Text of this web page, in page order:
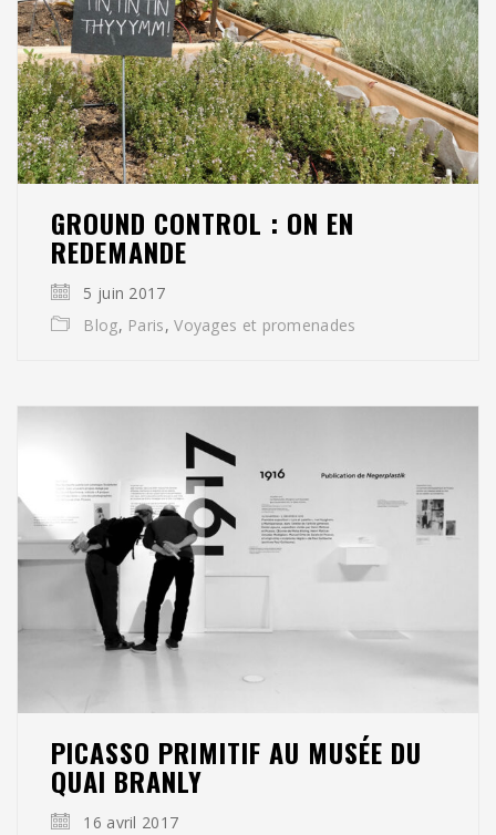
GROUND CONTROL : ON EN
REDEMANDE
5 juin 2017
Blog, Paris,Voyages et promenades
PICASSO PRIMITIF AU MUSÉE DU
QUAI BRANLY
16 avril 2017